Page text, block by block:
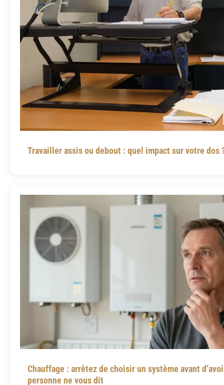
Travailler assis ou debout : quel impact sur votre dos
Chauffage : arrêtez de choisir un système avant
personne ne vous dit